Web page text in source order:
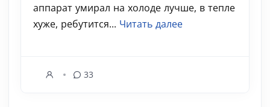
аппарат умирал на холоде лучше, в тепле
хуже, ребутится... Читать далее
33